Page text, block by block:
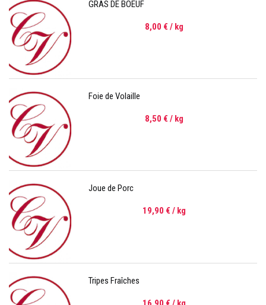
GRAS DE BOEUF
8,00 € / kg
Foie de Volaille
8,50 € / kg
Joue de Porc
19,90 € / kg
Tripes Fraîches